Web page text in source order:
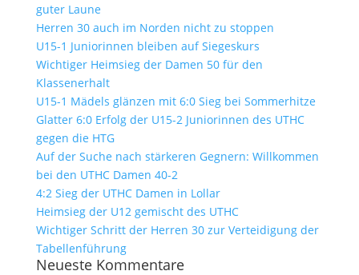
guter Laune
Herren 30 auch im Norden nicht zu stoppen
U15-1 Juniorinnen bleiben auf Siegeskurs
Wichtiger Heimsieg der Damen 50 für den
Klassenerhalt
U15-1 Mädels glänzen mit 6:0 Sieg bei Sommerhitze
Glatter 6:0 Erfolg der U15-2 Juniorinnen des UTHC
gegen die HTG
Auf der Suche nach stärkeren Gegnern: Willkommen
bei den UTHC Damen 40-2
4:2 Sieg der UTHC Damen in Lollar
Heimsieg der U12 gemischt des UTHC
Wichtiger Schritt der Herren 30 zur Verteidigung der
Tabellenführung
Neueste Kommentare